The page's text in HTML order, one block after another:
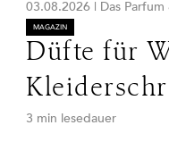
03.08.2026 | Das
MAGAZIN
Düfte für
3 min lesedauer